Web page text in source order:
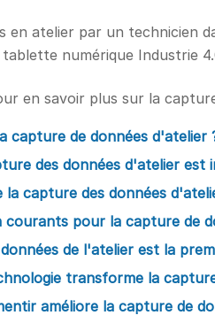
en savoir plus sur la
capture de données d'atelier
des données d'atelier
la capture des données
courants pour la capture de
de l'atelier est la
transforme la
améliore la capture de